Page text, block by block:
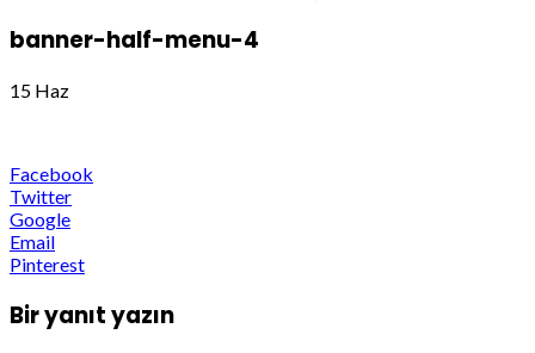
banner-half-menu-4
15 Haz
Facebook
Twitter
Google
Email
Pinterest
Bir yanıt yazın